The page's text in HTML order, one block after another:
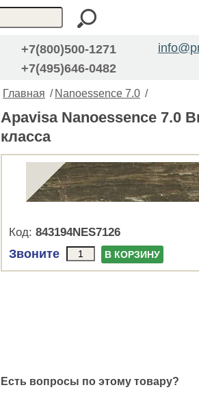
+7(800)500-1271
+7(495)646-0482
Главная / Nanoessence 7.0 /
Apavisa Nanoessence 7.0
класса
Код: 843194NES7126
Звоните В КОРЗИНУ
Есть вопросы по этому товару?